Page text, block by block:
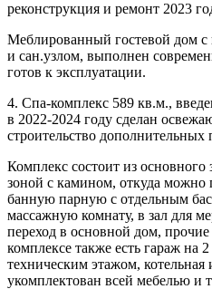
реконструкция и ремонт 2023
Меблированный гостевой дом с
и сан.узлом, выполнен
готов к эксплуатации.
4. Спа-комплекс 589 кв.м.,
в 2022-2024 году сделан
строительство
Комплекс состоит из основного
зоной с камином, откуда можно
банную парную с отдельным
массажную комнату, в зал для
переход в основной дом,
комплексе также есть гараж на
техническим этажом,
укомплектован всей мебелью и